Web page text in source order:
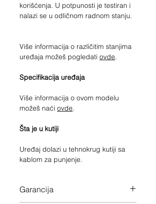
korišćenja. U potpunosti je testiran i
nalazi se u odličnom radnom stanju.
Više informacija o različitim stanjima
uređaja možeš pogledati ovde.
Specifikacija uređaja
Više informacija o ovom modelu
možeš naći ovde.
Šta je u kutiji
Uređaj dolazi u tehnokrug kutiji sa
kablom za punjenje.
Garancija